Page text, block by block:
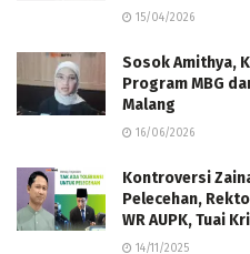
15/04/2026
Sosok Amithya,
Program MBG
Malang
16/06/2026
Kontroversi
Pelecehan,
WR AUPK, Tuai
14/11/2025